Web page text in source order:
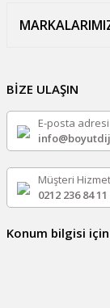
BİZE ULAŞIN
E-posta adresi
Müşteri
0212 236 84 11
Konum bilgisi için